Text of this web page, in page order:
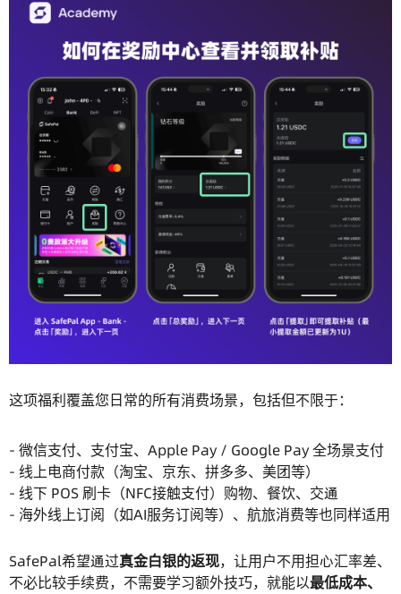
这项福利覆盖您日常的所有消费场景，包括但不限于：
- 微信支付、支付宝、Apple Pay / Google Pay 全场景支付
- 线上电商付款（淘宝、京东、拼多多、美团等）
- 线下 POS 刷卡（NFC接触支付）购物、餐饮、交通
- 海外线上订阅（如AI服务订阅等）、航旅消费等也同样适用
SafePal希望通过真金白银的返现，让用户不用担心汇率差、
不必比较手续费，不需要学习额外技巧，就能以最低成本、